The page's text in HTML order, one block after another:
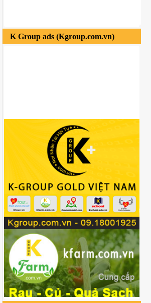
K Group ads (Kgroup.com.vn)